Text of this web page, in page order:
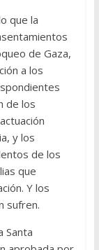
que la
de Gaza,
a los
de los
y los
de los
que
Y los
sufren.
Santa